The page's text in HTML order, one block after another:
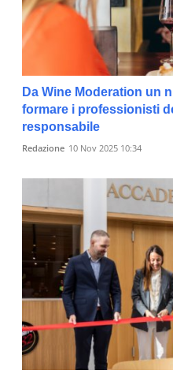
Da Wine Moderation un
formare i professionisti
responsabile
Redazione 10 Nov 2025 10:34